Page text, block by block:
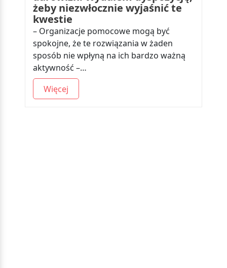
żeby niezwłocznie wyjaśnić te
kwestie
– Organizacje pomocowe mogą być
spokojne, że te rozwiązania w żaden
sposób nie wpłyną na ich bardzo ważną
aktywność –…
Więcej